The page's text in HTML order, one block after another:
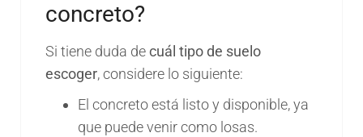
concreto?
Si tiene duda decuál tipo de suelo
escoger, considere lo siguiente:
El concreto está listo y disponible, ya
que puede venir como losas.